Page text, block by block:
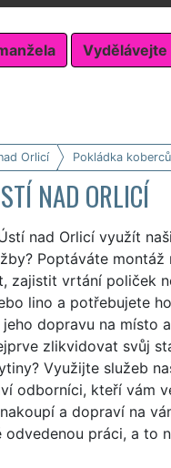
Vydělávejte
Orlicí Pokládka
NAD ORLICÍ
nad Orlicí využít
Poptáváte
zajistit vrtání poliček
lino a potřebujete
dopravu na místo
zlikvidovat svůj
Využijte služeb
odborníci, kteří vám
a dopraví na
práci, a to